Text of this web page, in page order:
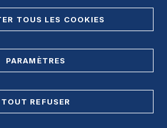
PLAN DE SITE
TOUS LES COOKIES
PARAMÈTRES
TOUT REFUSER